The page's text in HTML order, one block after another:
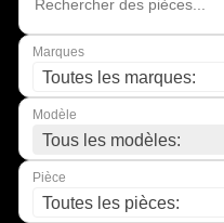
Marques
Toutes les marques:
Modèle
Tous les modèles:
Pièce
Toutes les pièces: